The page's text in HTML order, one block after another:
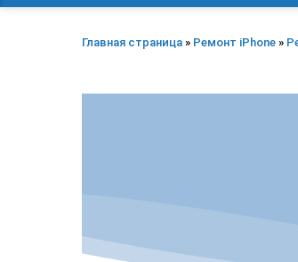
Главная страница » Ремонт iPhone »